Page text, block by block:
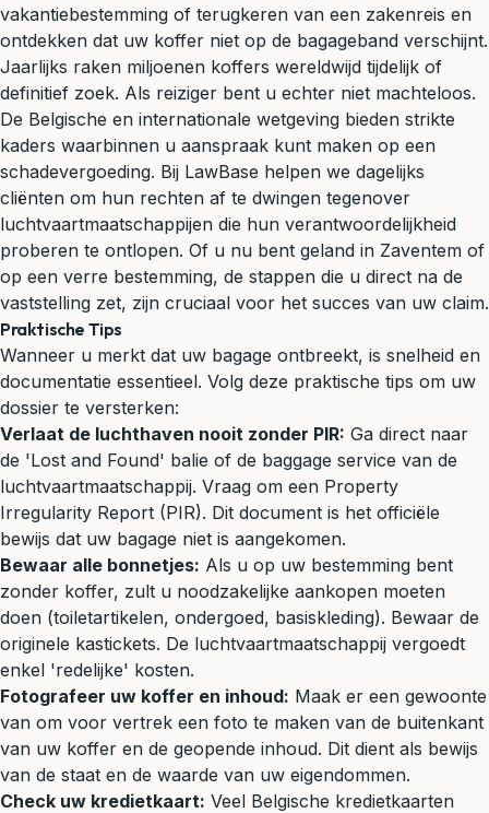
vakantiebestemming of terugkeren van een zakenreis en
ontdekken dat uw koffer niet op de bagageband verschijnt.
Jaarlijks raken miljoenen koffers wereldwijd tijdelijk of
definitief zoek. Als reiziger bent u echter niet machteloos.
De Belgische en internationale wetgeving bieden strikte
kaders waarbinnen u aanspraak kunt maken op een
schadevergoeding. Bij LawBase helpen we dagelijks
cliënten om hun rechten af te dwingen tegenover
luchtvaartmaatschappijen die hun verantwoordelijkheid
proberen te ontlopen. Of u nu bent geland in Zaventem of
op een verre bestemming, de stappen die u direct na de
vaststelling zet, zijn cruciaal voor het succes van uw claim.
Praktische Tips
Wanneer u merkt dat uw bagage ontbreekt, is snelheid en
documentatie essentieel. Volg deze praktische tips om uw
dossier te versterken:
Verlaat de luchthaven nooit zonder PIR: Ga direct naar
de 'Lost and Found' balie of de baggage service van de
luchtvaartmaatschappij. Vraag om een Property
Irregularity Report (PIR). Dit document is het officiële
bewijs dat uw bagage niet is aangekomen.
Bewaar alle bonnetjes: Als u op uw bestemming bent
zonder koffer, zult u noodzakelijke aankopen moeten
doen (toiletartikelen, ondergoed, basiskleding). Bewaar de
originele kastickets. De luchtvaartmaatschappij vergoedt
enkel 'redelijke' kosten.
Fotografeer uw koffer en inhoud: Maak er een gewoonte
van om voor vertrek een foto te maken van de buitenkant
van uw koffer en de geopende inhoud. Dit dient als bewijs
van de staat en de waarde van uw eigendommen.
Check uw kredietkaart: Veel Belgische kredietkaarten